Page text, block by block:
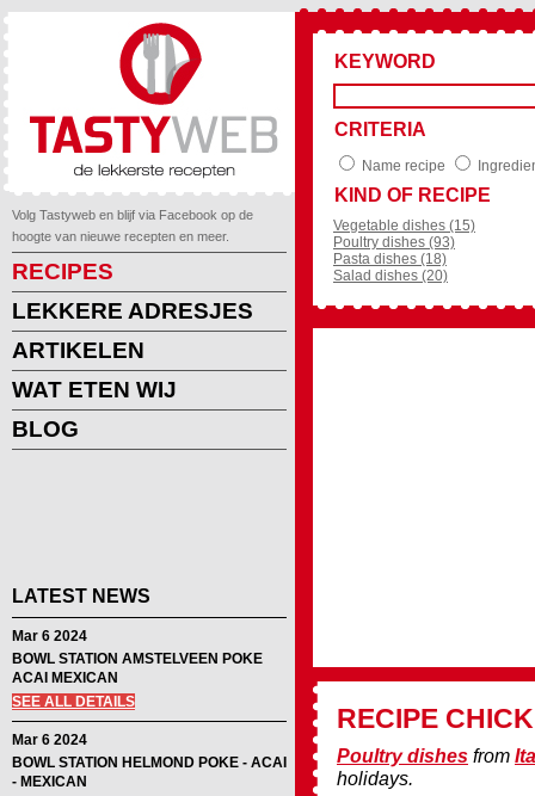
Volg Tastyweb en blijf via Facebook op de
hoogte van nieuwe recepten en meer.
RECIPES
LEKKERE ADRESJES
ARTIKELEN
WAT ETEN WIJ
BLOG
LATEST NEWS
Mar 6 2024
BOWL STATION AMSTELVEEN POKE
ACAI MEXICAN
SEE ALL DETAILS
Mar 6 2024
BOWL STATION HELMOND POKE - ACAI
- MEXICAN
KEYWORD
CRITERIA
Name recipe
KIND OF RECIPE
Vegetable dishes (15)
Poultry dishes (93)
Pasta dishes (18)
Salad dishes (20)
RECIPE
Poultry dishes from
holidays.